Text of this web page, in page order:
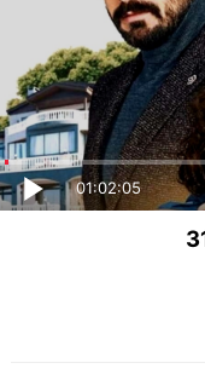
01:02:05